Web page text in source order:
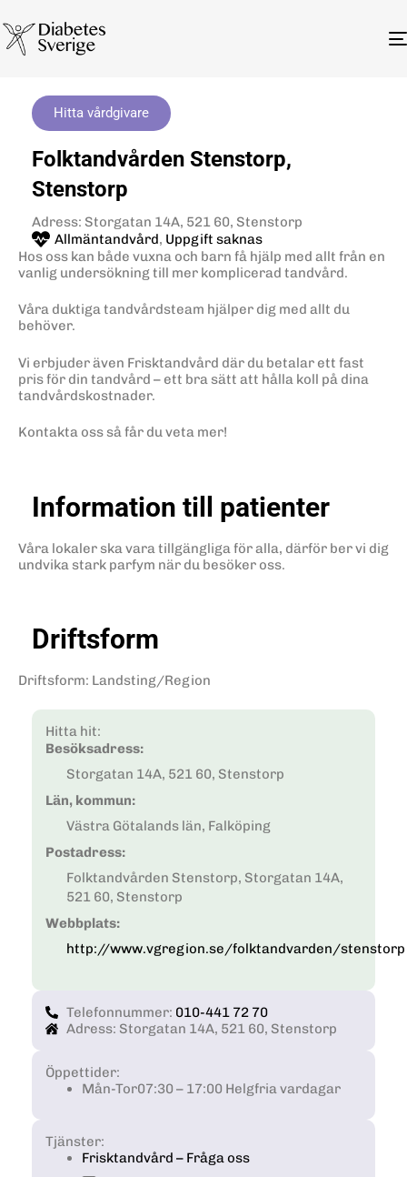
Hitta vårdgivare
Folktandvården Stenstorp,
Stenstorp
Adress: Storgatan 14A, 521 60, Stenstorp
Allmäntandvård, Uppgift saknas
Hos oss kan både vuxna och barn få hjälp med allt från en
vanlig undersökning till mer komplicerad tandvård.
Våra duktiga tandvårdsteam hjälper dig med allt du
behöver.
Vi erbjuder även Frisktandvård där du betalar ett fast
pris för din tandvård – ett bra sätt att hålla koll på dina
tandvårdskostnader.
Kontakta oss så får du veta mer!
Information till patienter
Våra lokaler ska vara tillgängliga för alla, därför ber vi dig
undvika stark parfym när du besöker oss.
Driftsform
Driftsform: Landsting/Region
Hitta hit:
Besöksadress:
Storgatan 14A, 521 60, Stenstorp
Län, kommun:
Västra Götalands län, Falköping
Postadress:
Folktandvården Stenstorp, Storgatan 14A,
521 60, Stenstorp
Webbplats:
http://www.vgregion.se/folktandvarden/stenstorp
Telefonnummer: 010-441 72 70
Adress: Storgatan 14A, 521 60, Stenstorp
Öppettider:
Mån-Tor07:30 – 17:00 Helgfria vardagar
Tjänster:
Frisktandvård – Fråga oss